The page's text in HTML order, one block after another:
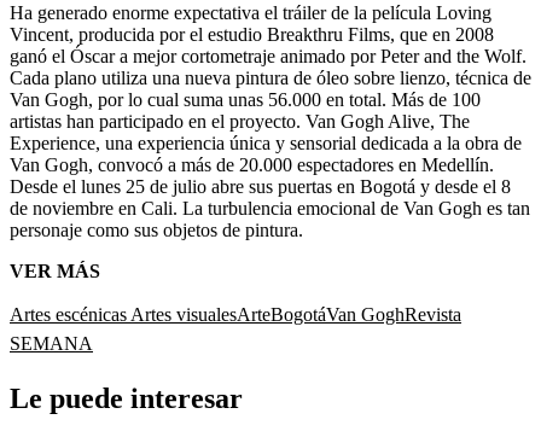
Ha generado enorme expectativa el tráiler de la película Loving
Vincent, producida por el estudio Breakthru Films, que en 2008
ganó el Óscar a mejor cortometraje animado por Peter and the Wolf.
Cada plano utiliza una nueva pintura de óleo sobre lienzo, técnica de
Van Gogh, por lo cual suma unas 56.000 en total. Más de 100
artistas han participado en el proyecto. Van Gogh Alive, The
Experience, una experiencia única y sensorial dedicada a la obra de
Van Gogh, convocó a más de 20.000 espectadores en Medellín.
Desde el lunes 25 de julio abre sus puertas en Bogotá y desde el 8
de noviembre en Cali. La turbulencia emocional de Van Gogh es tan
personaje como sus objetos de pintura.
VER MÁS
Artes escénicas Artes visualesArteBogotáVan GoghRevista
SEMANA
Le puede interesar